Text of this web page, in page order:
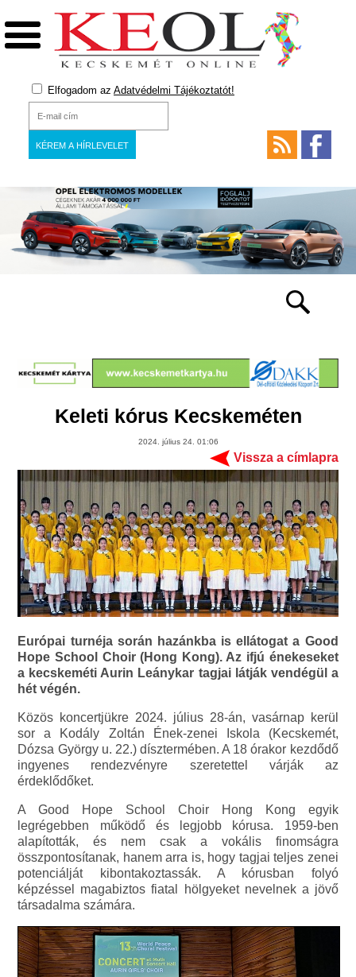
Elfogadom az Adatvédelmi Tájékoztatót!
Keleti kórus Kecskeméten
2024. július 24. 01:06
Vissza a címlapra
Európai turnéja során hazánkba is ellátogat a Good
Hope School Choir (Hong Kong). Az ifjú énekeseket
a kecskeméti Aurin Leánykar tagjai látják vendégül a
hét végén.
Közös koncertjükre 2024. július 28-án, vasárnap kerül
sor a Kodály Zoltán Ének-zenei Iskola (Kecskemét,
Dózsa György u. 22.) dísztermében. A 18 órakor kezdődő
ingyenes rendezvényre szeretettel várják az
érdeklődőket.
A Good Hope School Choir Hong Kong egyik
legrégebben működő és legjobb kórusa. 1959-ben
alapították, és nem csak a vokális finomságra
összpontosítanak, hanem arra is, hogy tagjai teljes zenei
potenciálját kibontakoztassák. A kórusban folyó
képzéssel magabiztos fiatal hölgyeket nevelnek a jövő
társadalma számára.